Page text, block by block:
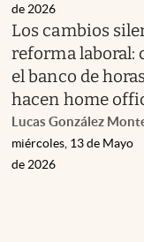
de 2026
Los cambios
reforma laboral:
el banco de
hacen home
Lucas González
miércoles, 13 de Mayo
de 2026